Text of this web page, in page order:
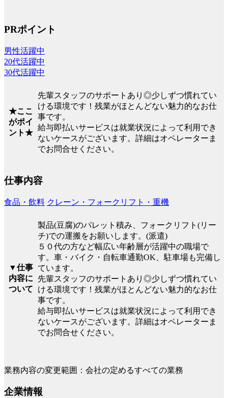
PRポイント
男性活躍中
20代活躍中
30代活躍中
★ここ
がポイ
ント★
先輩スタッフのサポートあり◎少しずつ慣れてい
ける環境です！残業がほとんどない魅力的なお仕
事です。
給与即払いサービスは就業状況によって利用でき
ないケースがございます。詳細はオペレーターま
でお問合せください。
仕事内容
食品・飲料 クレーン・フォークリフト・重機
▼仕事
内容に
ついて
製品(豆腐)のパレット積み、フォークリフト(リー
チ)での運搬をお願いします。(派遣)
５０代の方など幅広い年齢層が活躍中の職場で
す。車・バイク・自転車通勤OK、駐車場も完備し
ています。
先輩スタッフのサポートあり◎少しずつ慣れてい
ける環境です！残業がほとんどない魅力的なお仕
事です。
給与即払いサービスは就業状況によって利用でき
ないケースがございます。詳細はオペレーターま
でお問合せください。
業務内容の変更範囲：会社の定めるすべての業務
企業情報